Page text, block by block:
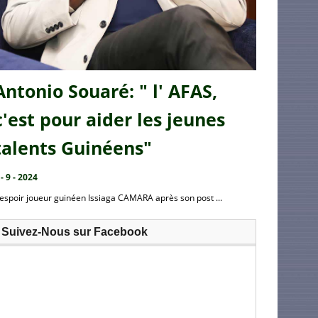
Souaré: " l' AFAS,
pour aider les jeunes
Guinéens"
9 - 2024
joueur guinéen Issiaga CAMARA après son post ...
Suivez-Nous sur Facebook